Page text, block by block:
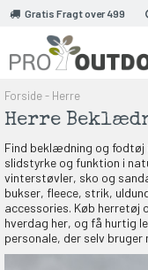
Gratis Fragt over 499
Forside- Herre
Herre
Find beklædning og
slidstyrke og funktion i
vinterstøvler, sko og
bukser, fleece, strik,
accessories. Køb herretøj
hverdag her, og få hurtig
personale, der selv